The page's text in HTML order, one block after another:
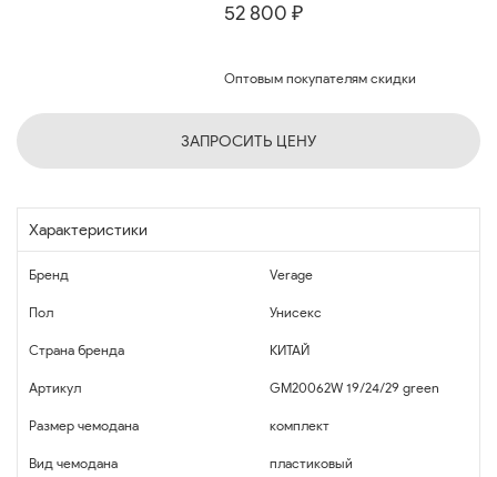
52 800 ₽
Оптовым покупателям скидки
ЗАПРОСИТЬ ЦЕНУ
Характеристики
Бренд Verage
Пол Унисекс
Страна бренда КИТАЙ
Артикул GM20062W 19/24/29 green
Размер чемодана комплект
Вид чемодана пластиковый